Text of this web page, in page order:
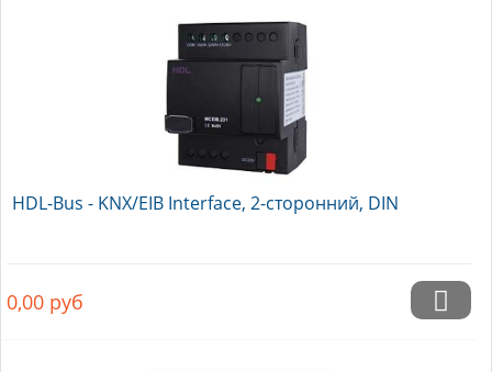
HDL-Bus - KNX/EIB Interface, 2-сторонний, DIN
0,00 руб